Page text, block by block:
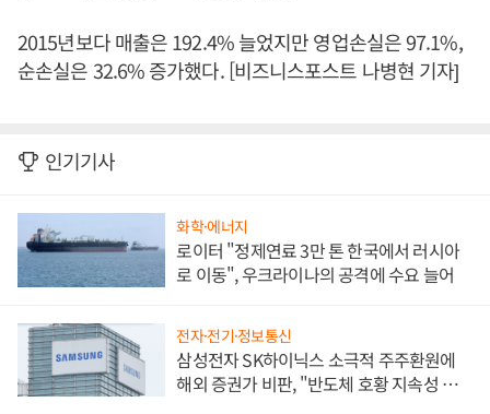
2015년보다 매출은 192.4% 늘었지만 영업손실은 97.1%,
순손실은 32.6% 증가했다. [비즈니스포스트 나병현 기자]
인기기사
화학·에너지
로이터 "정제연료 3만 톤 한국에서 러시아
로 이동", 우크라이나의 공격에 수요 늘어
전자·전기·정보통신
삼성전자 SK하이닉스 소극적 주주환원에
해외 증권가 비판, "반도체 호황 지속성 의